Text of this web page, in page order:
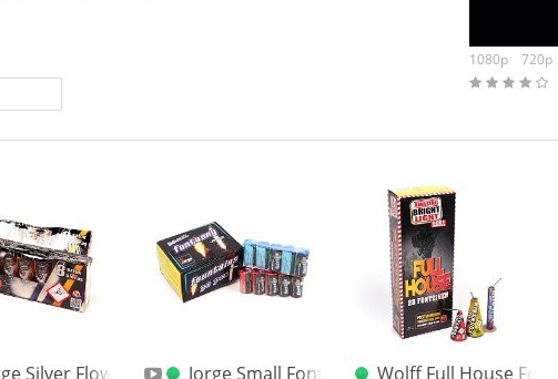
1080p
720p
Silver Flower F1 XXL FontänenJorge Small Fontain Kat. 1 BigBox
Wolff Full House